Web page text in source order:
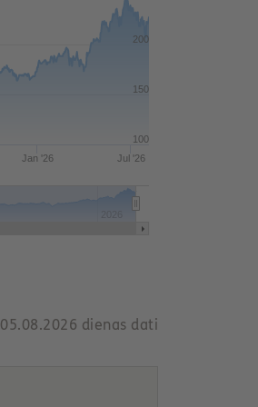
Jan '26 Jul '26
100
150
200
05.08.2026 dienas dati